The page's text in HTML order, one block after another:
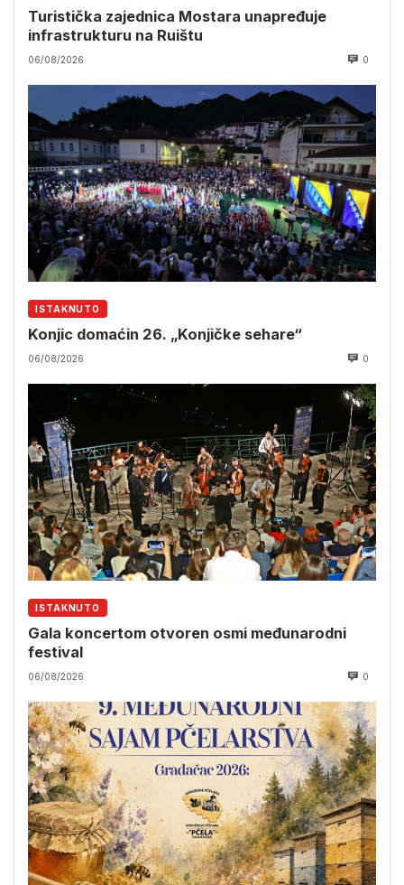
Turistička zajednica Mostara unapređuje
infrastrukturu na Ruištu
06/08/2026 0
ISTAKNUTO
Konjic domaćin 26. „Konjičke sehare“
06/08/2026 0
ISTAKNUTO
Gala koncertom otvoren osmi međunarodni
festival
06/08/2026 0